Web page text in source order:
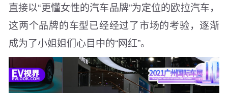
直接以“更懂女性的汽车品牌”为定位的欧拉汽车，
这两个品牌的车型已经经过了市场的考验，逐渐
成为了小姐姐们心目中的“网红”。